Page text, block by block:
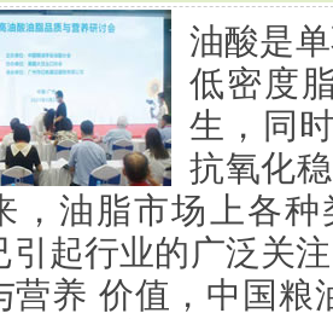
油酸是
低密度
生，同
抗氧化
，油脂市场上各
引起行业的广泛关
营养 价值，中国粮